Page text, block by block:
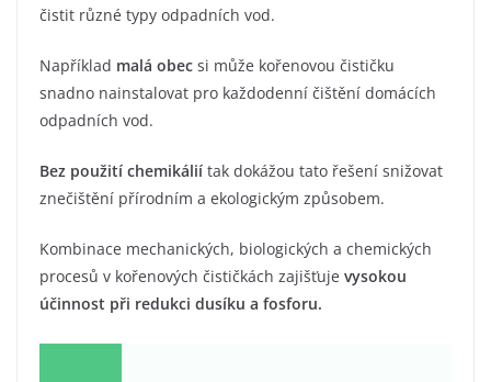
čistit různé typy odpadních vod.
Například malá obec si může kořenovou čističku
snadno nainstalovat pro každodenní čištění domácích
odpadních vod.
Bez použití chemikálií tak dokážou tato řešení snižovat
znečištění přírodním a ekologickým způsobem.
Kombinace mechanických, biologických a chemických
procesů v kořenových čističkách zajišťuje vysokou
účinnost při redukci dusíku a fosforu.